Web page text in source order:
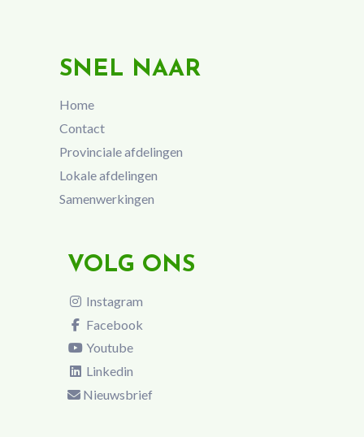
SNEL NAAR
Home
Contact
Provinciale afdelingen
Lokale afdelingen
Samenwerkingen
VOLG ONS
Instagram
Facebook
Youtube
Linkedin
Nieuwsbrief